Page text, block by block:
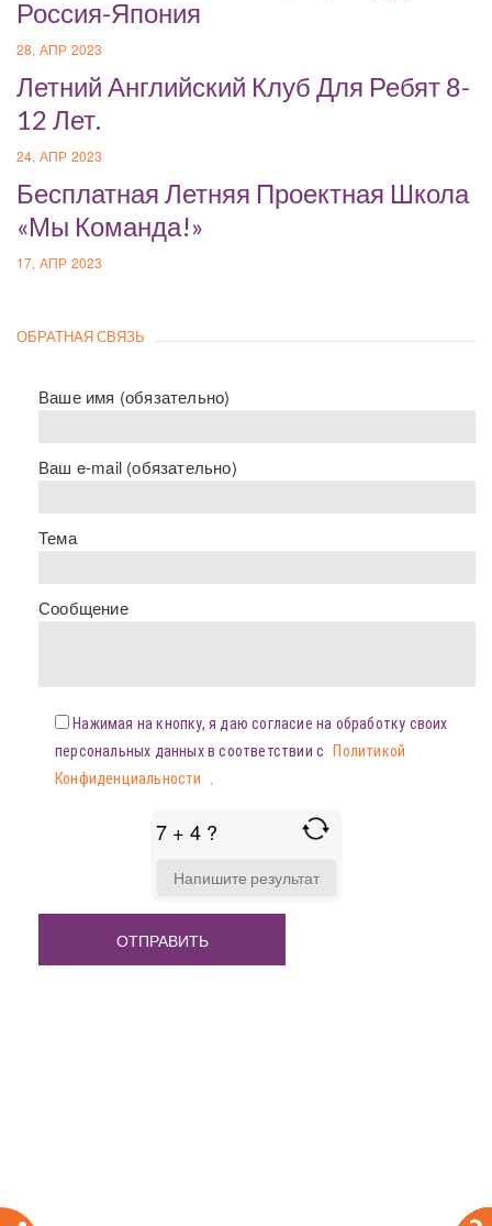
Россия-Япония
28, АПР 2023
Летний Английский Клуб Для Ребят 8-
12 Лет.
24, АПР 2023
Бесплатная Летняя Проектная Школа
«Мы Команда!»
17, АПР 2023
ОБРАТНАЯ СВЯЗЬ
Ваше имя (обязательно)
Ваш e-mail (обязательно)
Тема
Сообщение
Нажимая на кнопку, я даю согласие на обработку своих
персональных данных в соответствии с
Политикой
Конфиденциальности
7 + 4 ?
FOR
+